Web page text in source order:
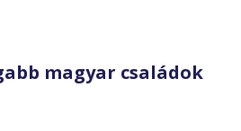
magyar családok